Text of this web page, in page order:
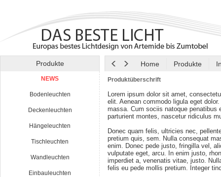
Produkte Home Produkte
NEWS
Bodenleuchten
Deckenleuchten
Hängeleuchten
Tischleuchten
Wandleuchten
Einbauleuchten
Produktüberschrift
Lorem ipsum dolor sit amet,
elit. Aenean commodo ligula eget dolor.
massa. Cum sociis natoque penatibus
parturient montes, nascetur ridiculus
Donec quam felis, ultricies nec,
pretium quis, sem. Nulla consequat
enim. Donec pede justo, fringilla vel,
vulputate eget, arcu. In enim justo,
imperdiet a, venenatis vitae, justo.
felis eu pede mollis pretium. Integer